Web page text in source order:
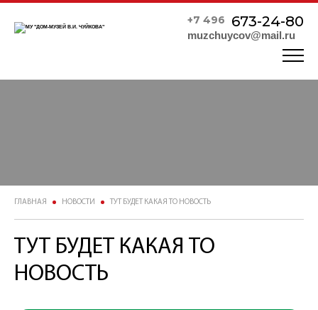
+7 496 673-24-80
muzchuycov@mail.ru
ГЛАВНАЯ НОВОСТИ ТУТ БУДЕТ КАКАЯ ТО НОВОСТЬ
ТУТ БУДЕТ КАКАЯ ТО
НОВОСТЬ